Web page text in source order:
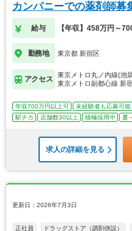
カンパニーでの薬剤師募
給与 【年収】458万円～
勤務地 東京都 新宿区
アクセス
東京メトロ丸ノ内線(池
東京メトロ副都心線 新
年収700万円以上可 未経験者も応募可能
駅チカ
店舗数30以上 積極採用中 夏
求人の詳細を見る
更新日：2026年7月3日
正社員 ドラッグストア（調剤併設）